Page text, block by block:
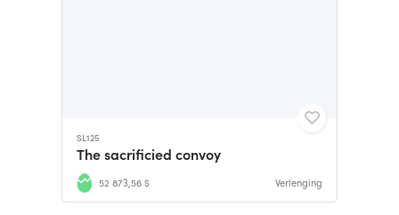
SL125
The sacrificied convoy
52 873,56 $ Verlenging